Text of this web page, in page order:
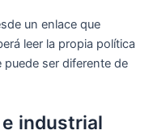
un enlace que
leer la propia política
ser diferente de
industrial